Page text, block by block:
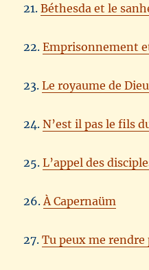
21.Béthesda et le
22.Emprisonnement
23.Le royaume de
24.N’est il pas le fils
25.L’appel des
26. À Capernaüm
27.Tu peux me rendre